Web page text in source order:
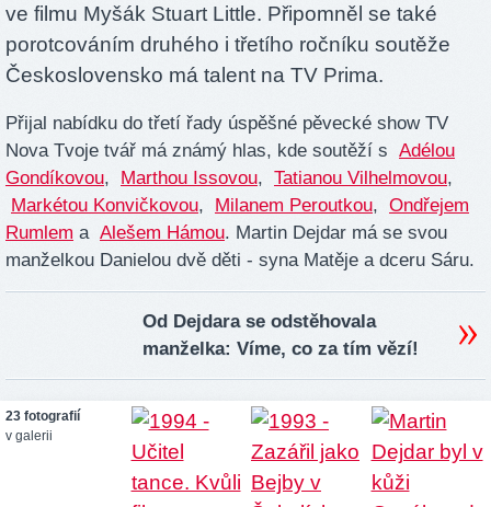
ve filmu Myšák Stuart Little. Připomněl se také
porotcováním druhého i třetího ročníku soutěže
Československo má talent na TV Prima.
Přijal nabídku do třetí řady úspěšné pěvecké show TV
Nova Tvoje tvář má známý hlas, kde soutěží s Adélou
Gondíkovou, Marthou Issovou, Tatianou Vilhelmovou,
Markétou Konvičkovou, Milanem Peroutkou, Ondřejem
Rumlem a Alešem Hámou. Martin Dejdar má se svou
manželkou Danielou dvě děti - syna Matěje a dceru Sáru.
Od Dejdara se odstěhovala
manželka: Víme, co za tím vězí!
23 fotografií
v galerii